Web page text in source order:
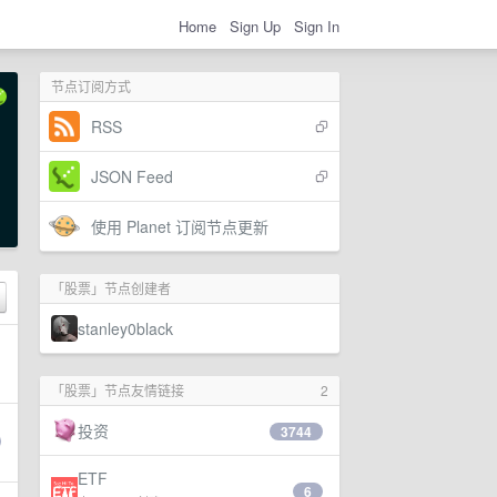
Home Sign Up Sign In
节点订阅方式
RSS
JSON Feed
使用 Planet 订阅节点更新
「股票」节点创建者
stanley0black
2
「股票」节点友情链接
投资 3744
ETF
6